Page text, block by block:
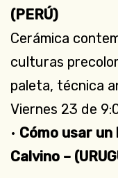
(PERÚ)
Cerámica
culturas
paleta, técnica
Viernes 23 de
• Cómo usar un
Calvino –